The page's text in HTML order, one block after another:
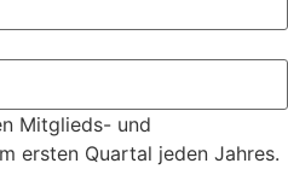
Mitglieds- und
ersten Quartal jeden Jahres.